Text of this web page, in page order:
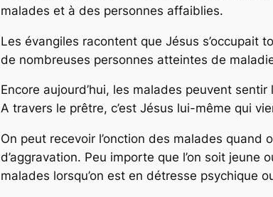
malades et à des personnes affaiblies.
Les évangiles racontent que Jésus s’occupait
de nombreuses personnes atteintes de
Encore aujourd’hui, les malades peuvent
A travers le prêtre, c’est Jésus lui-même qui
On peut recevoir l’onction des malades
d’aggravation. Peu importe que l’on soit jeune
malades lorsqu’on est en détresse psychique